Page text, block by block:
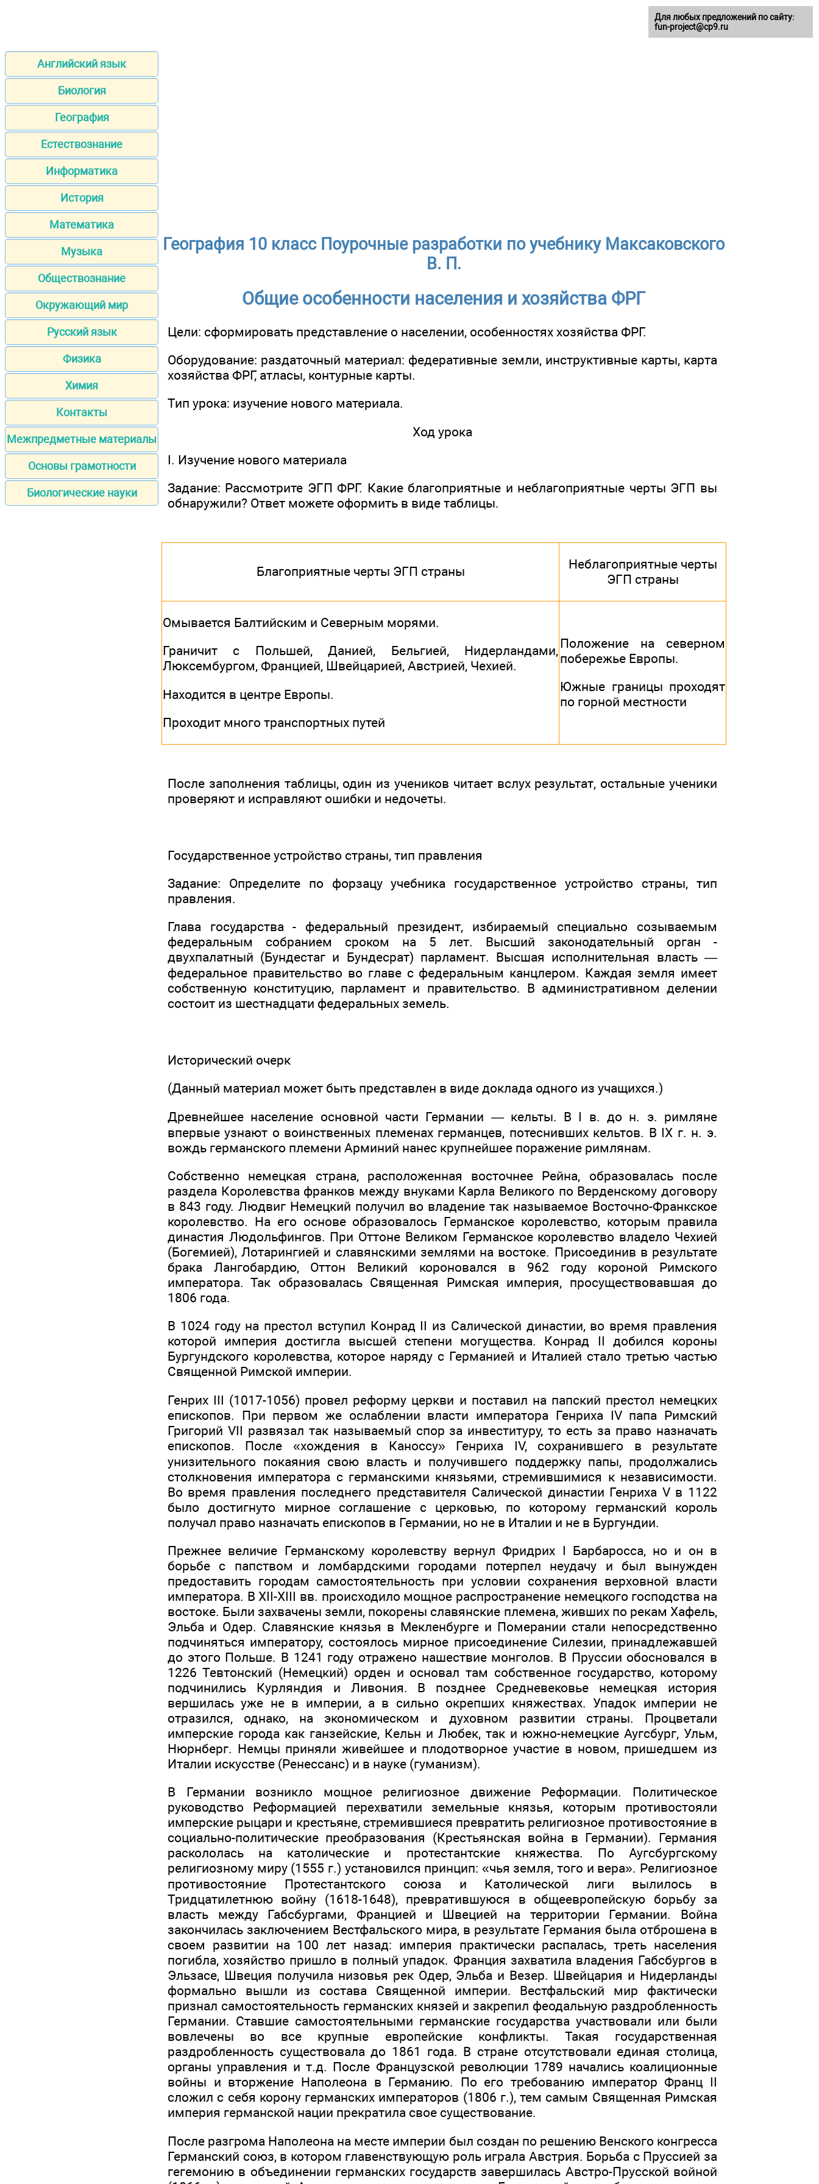
Английский язык
Биология
География
Естествознание
Информатика
История
Математика
Музыка
Обществознание
Окружающий мир
Русский язык
Физика
Химия
Контакты
Межпредметные материалы
Основы грамотности
Биологические науки
География 10 класс Поурочные разработки по учебнику Максаковского
В. П.
Общие особенности населения и хозяйства ФРГ
Цели: сформировать представление о населении, особенностях хозяйства ФРГ.
Оборудование: раздаточный материал: федеративные земли, инструктивные карты, карта
хозяйства ФРГ, атласы, контурные карты.
Тип урока: изучение нового материала.
Ход урока
I. Изучение нового материала
Задание: Рассмотрите ЭГП ФРГ. Какие благоприятные и неблагоприятные черты ЭГП вы
обнаружили? Ответ можете оформить в виде таблицы.
Благоприятные черты ЭГП страны
Неблагоприятные черты
ЭГП страны
Омывается Балтийским и Северным морями.
Граничит с Польшей, Данией, Бельгией, Нидерландами,
Люксембургом, Францией, Швейцарией, Австрией, Чехией.
Находится в центре Европы.
Проходит много транспортных путей
Положение на северном
побережье Европы.
Южные границы проходят
по горной местности
После заполнения таблицы, один из учеников читает вслух результат, остальные ученики
проверяют и исправляют ошибки и недочеты.
Государственное устройство страны, тип правления
Задание: Определите по форзацу учебника государственное устройство страны, тип
правления.
Глава государства - федеральный президент, избираемый специально созываемым
федеральным собранием сроком на 5 лет. Высший законодательный орган -
двухпалатный (Бундестаг и Бундесрат) парламент. Высшая исполнительная власть —
федеральное правительство во главе с федеральным канцлером. Каждая земля имеет
собственную конституцию, парламент и правительство. В административном делении
состоит из шестнадцати федеральных земель.
Исторический очерк
(Данный материал может быть представлен в виде доклада одного из учащихся.)
Древнейшее население основной части Германии — кельты. В I в. до н. э. римляне
впервые узнают о воинственных племенах германцев, потеснивших кельтов. В IX г. н. э.
вождь германского племени Арминий нанес крупнейшее поражение римлянам.
Собственно немецкая страна, расположенная восточнее Рейна, образовалась после
раздела Королевства франков между внуками Карла Великого по Верденскому договору
в 843 году. Людвиг Немецкий получил во владение так называемое Восточно-Франкское
королевство. На его основе образовалось Германское королевство, которым правила
династия Людольфингов. При Оттоне Великом Германское королевство владело Чехией
(Богемией), Лотарингией и славянскими землями на востоке. Присоединив в результате
брака Лангобардию, Оттон Великий короновался в 962 году короной Римского
императора. Так образовалась Священная Римская империя, просуществовавшая до
1806 года.
В 1024 году на престол вступил Конрад II из Салической династии, во время правления
которой империя достигла высшей степени могущества. Конрад II добился короны
Бургундского королевства, которое наряду с Германией и Италией стало третью частью
Священной Римской империи.
Генрих III (1017-1056) провел реформу церкви и поставил на папский престол немецких
епископов. При первом же ослаблении власти императора Генриха IV папа Римский
Григорий VII развязал так называемый спор за инвеституру, то есть за право назначать
епископов. После «хождения в Каноссу» Генриха IV, сохранившего в результате
унизительного покаяния свою власть и получившего поддержку папы, продолжались
столкновения императора с германскими князьями, стремившимися к независимости.
Во время правления последнего представителя Салической династии Генриха V в 1122
было достигнуто мирное соглашение с церковью, по которому германский король
получал право назначать епископов в Германии, но не в Италии и не в Бургундии.
Прежнее величие Германскому королевству вернул Фридрих I Барбаросса, но и он в
борьбе с папством и ломбардскими городами потерпел неудачу и был вынужден
предоставить городам самостоятельность при условии сохранения верховной власти
императора. В XII-XIII вв. происходило мощное распространение немецкого господства на
востоке. Были захвачены земли, покорены славянские племена, живших по рекам Хафель,
Эльба и Одер. Славянские князья в Мекленбурге и Померании стали непосредственно
подчиняться императору, состоялось мирное присоединение Силезии, принадлежавшей
до этого Польше. В 1241 году отражено нашествие монголов. В Пруссии обосновался в
1226 Тевтонский (Немецкий) орден и основал там собственное государство, которому
подчинились Курляндия и Ливония. В позднее Средневековье немецкая история
вершилась уже не в империи, а в сильно окрепших княжествах. Упадок империи не
отразился, однако, на экономическом и духовном развитии страны. Процветали
имперские города как ганзейские, Кельн и Любек, так и южно-немецкие Аугсбург, Ульм,
Нюрнберг. Немцы приняли живейшее и плодотворное участие в новом, пришедшем из
Италии искусстве (Ренессанс) и в науке (гуманизм).
В Германии возникло мощное религиозное движение Реформации. Политическое
руководство Реформацией перехватили земельные князья, которым противостояли
имперские рыцари и крестьяне, стремившиеся превратить религиозное противостояние в
социально-политические преобразования (Крестьянская война в Германии). Германия
раскололась на католические и протестантские княжества. По Аугсбургскому
религиозному миру (1555 г.) установился принцип: «чья земля, того и вера». Религиозное
противостояние Протестантского союза и Католической лиги вылилось в
Тридцатилетнюю войну (1618-1648), превратившуюся в общеевропейскую борьбу за
власть между Габсбургами, Францией и Швецией на территории Германии. Война
закончилась заключением Вестфальского мира, в результате Германия была отброшена в
своем развитии на 100 лет назад: империя практически распалась, треть населения
погибла, хозяйство пришло в полный упадок. Франция захватила владения Габсбургов в
Эльзасе, Швеция получила низовья рек Одер, Эльба и Везер. Швейцария и Нидерланды
формально вышли из состава Священной империи. Вестфальский мир фактически
признал самостоятельность германских князей и закрепил феодальную раздробленность
Германии. Ставшие самостоятельными германские государства участвовали или были
вовлечены во все крупные европейские конфликты. Такая государственная
раздробленность существовала до 1861 года. В стране отсутствовали единая столица,
органы управления и т.д. После Французской революции 1789 начались коалиционные
войны и вторжение Наполеона в Германию. По его требованию император Франц II
сложил с себя корону германских императоров (1806 г.), тем самым Священная Римская
империя германской нации прекратила свое существование.
После разгрома Наполеона на месте империи был создан по решению Венского конгресса
Германский союз, в котором главенствующую роль играла Австрия. Борьба с Пруссией за
гегемонию в объединении германских государств завершилась Австро-Прусской войной
Для любых предложений по сайту:
fun-project@cp9.ru